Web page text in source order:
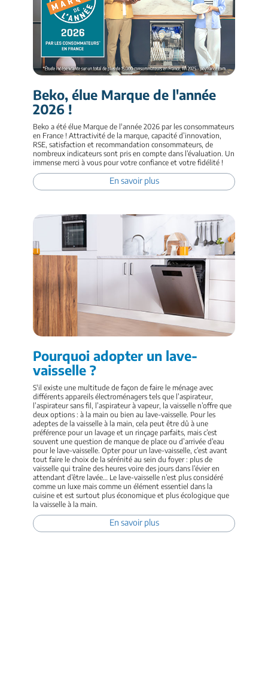
Beko, élue Marque de l'année
2026 !
Beko a été élue Marque de l'année 2026 par les consommateurs
en France ! Attractivité de la marque, capacité d’innovation,
RSE, satisfaction et recommandation consommateurs, de
nombreux indicateurs sont pris en compte dans l’évaluation. Un
immense merci à vous pour votre confiance et votre fidélité !
En savoir plus
Pourquoi adopter un lave-
vaisselle ?
S'il existe une multitude de façon de faire le ménage avec
différents appareils électroménagers tels que l’aspirateur,
l’aspirateur sans fil, l’aspirateur à vapeur, la vaisselle n’offre que
deux options : à la main ou bien au lave-vaisselle. Pour les
adeptes de la vaisselle à la main, cela peut être dû à une
préférence pour un lavage et un rinçage parfaits, mais c’est
souvent une question de manque de place ou d’arrivée d’eau
pour le lave-vaisselle. Opter pour un lave-vaisselle, c’est avant
tout faire le choix de la sérénité au sein du foyer : plus de
vaisselle qui traîne des heures voire des jours dans l’évier en
attendant d’être lavée… Le lave-vaisselle n’est plus considéré
comme un luxe mais comme un élément essentiel dans la
cuisine et est surtout plus économique et plus écologique que
la vaisselle à la main.
En savoir plus